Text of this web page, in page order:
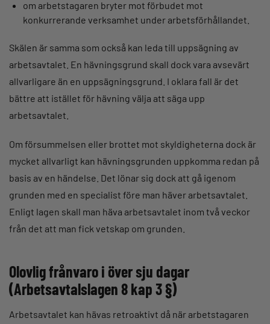
om arbetstagaren bryter mot förbudet mot
konkurrerande verksamhet under arbetsförhållandet.
Skälen är samma som också kan leda till uppsägning av
arbetsavtalet. En hävningsgrund skall dock vara avsevärt
allvarligare än en uppsägningsgrund. I oklara fall är det
bättre att istället för hävning välja att säga upp
arbetsavtalet.
Om försummelsen eller brottet mot skyldigheterna dock är
mycket allvarligt kan hävningsgrunden uppkomma redan på
basis av en händelse. Det lönar sig dock att gå igenom
grunden med en specialist före man häver arbetsavtalet.
Enligt lagen skall man häva arbetsavtalet inom två veckor
från det att man fick vetskap om grunden.
Olovlig frånvaro i över sju dagar
(Arbetsavtalslagen 8 kap 3 §)
Arbetsavtalet kan hävas retroaktivt då när arbetstagaren